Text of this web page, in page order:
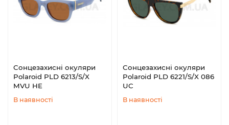
Сонцезахисні окуляри
Polaroid PLD 6213/S/X
MVU HE
В наявності
Сонцезахисні окуляри
Polaroid PLD 6221/S/X 086
UC
В наявності